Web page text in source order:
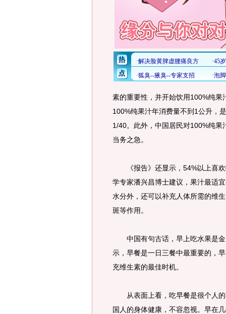
素的重要性，并开始饮用100%纯
100%纯果汁年消费量不到1公升，
1/40。此外，中国居民对100%纯
当务之急。
《报告》还显示，54%以上喜欢
学专家潘兴昌博士建议，果汁最适
水分外，还可以补充人体所需的维
斑等作用。
中国有句古话，早上吃水果是金
示，早餐是一日三餐中最重要的，
充维生素的最佳时机。
从表面上看，吃早餐是很个人的
国人的身体健康，不容忽视。早在